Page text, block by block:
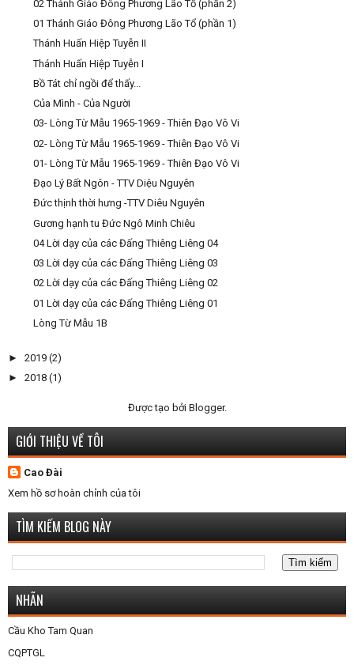
02 Thánh Giáo Đông Phương Lão Tổ (phần 2)
01 Thánh Giáo Đông Phương Lão Tổ (phần 1)
Thánh Huấn Hiệp Tuyễn II
Thánh Huấn Hiệp Tuyễn I
Bồ Tát chỉ ngồi để thấy...
Của Mình - Của Người
03- Lòng Từ Mẫu 1965-1969 - Thiên Đạo Vô Vi
02- Lòng Từ Mẫu 1965-1969 - Thiên Đạo Vô Vi
01- Lòng Từ Mẫu 1965-1969 - Thiên Đạo Vô Vi
Đạo Lý Bất Ngôn - TTV Diệu Nguyên
Đức thịnh thời hưng -TTV Diêu Nguyên
Gương hạnh tu Đức Ngô Minh Chiêu
04 Lời dạy của các Đấng Thiêng Liêng 04
03 Lời dạy của các Đấng Thiêng Liêng 03
02 Lời dạy của các Đấng Thiêng Liêng 02
01 Lời dạy của các Đấng Thiêng Liêng 01
Lòng Từ Mẫu 1B
► 2019 (2)
► 2018 (1)
Được tạo bởi Blogger.
GIỚI THIỆU VỀ TÔI
Cao Đài
Xem hồ sơ hoàn chỉnh của tôi
TÌM KIẾM BLOG NÀY
NHÃN
Cầu Kho Tam Quan
CQPTGL